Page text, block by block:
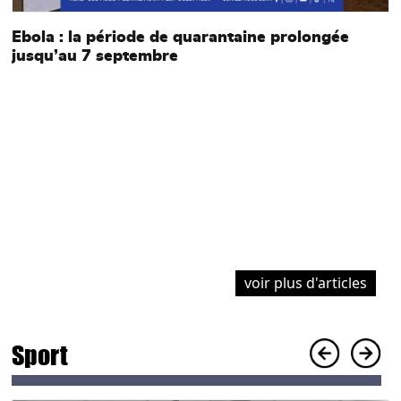
Ebola : la période de quarantaine prolongée
jusqu’au 7 septembre
voir plus d'articles
Sport